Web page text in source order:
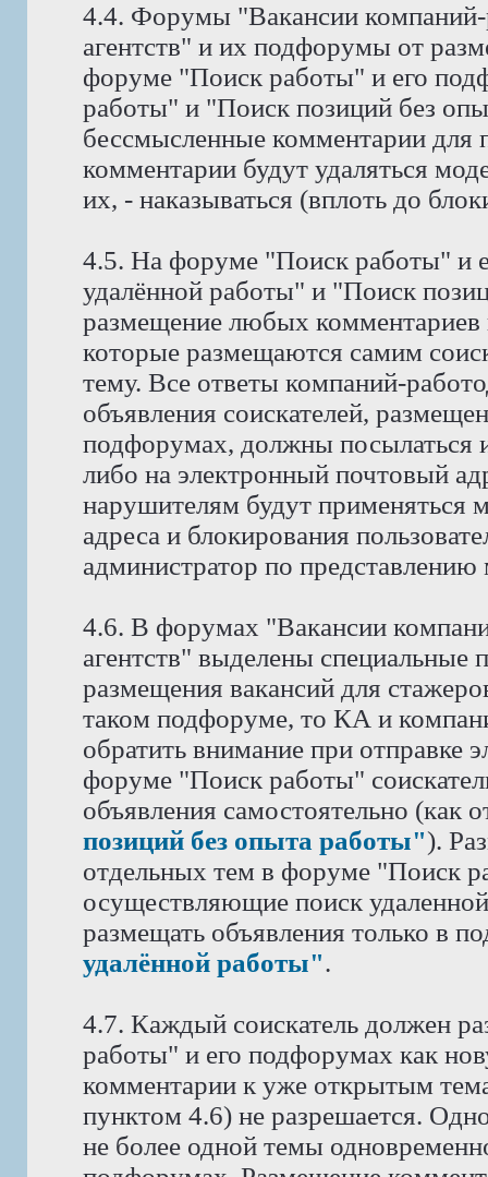
4.4. Форумы "Вакансии компаний-
агентств" и их подфорумы от
форуме "Поиск работы" и его
работы" и "Поиск позиций без
бессмысленные комментарии для
комментарии будут удаляться
их, - наказываться (вплоть до
4.5. На форуме "Поиск работы" и
удалённой работы" и "Поиск
размещение любых комментариев
которые размещаются самим
тему. Все ответы компаний-
объявления соискателей,
подфорумах, должны посылаться
либо на электронный почтовый
нарушителям будут применяться
адреса и блокирования
администратор по представлению
4.6. В форумах "Вакансии
агентств" выделены
размещения вакансий для
таком подфоруме, то КА и
обратить внимание при отправке
форуме "Поиск работы"
объявления самостоятельно
позиций без опыта работы").
отдельных тем в форуме "Поиск
осуществляющие поиск
размещать объявления только в
удалённой работы".
4.7. Каждый соискатель должен
работы" и его подфорумах как
комментарии к уже открытым
пунктом 4.6) не разрешается.
не более одной темы